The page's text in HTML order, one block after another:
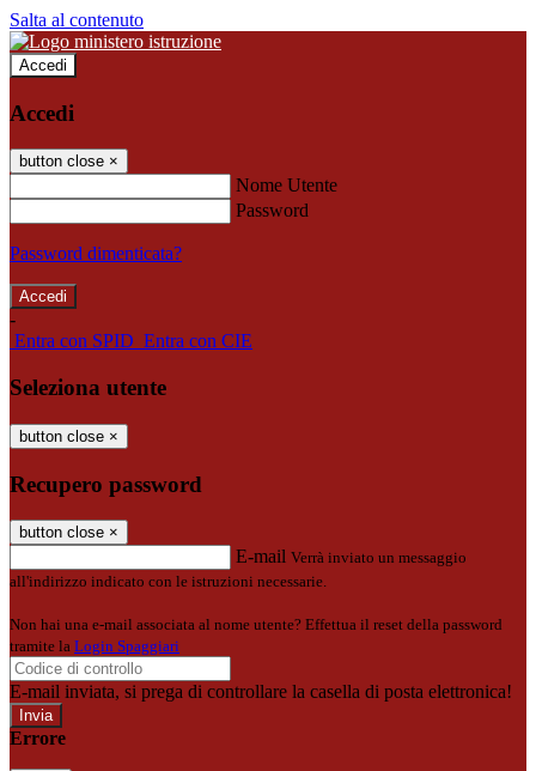
Salta al contenuto
Accedi
Accedi
button close ×
Nome Utente
Password
Password dimenticata?
-
Entra con SPID Entra con CIE
Seleziona utente
button close ×
Recupero password
button close ×
E-mail Verrà inviato un messaggio
all'indirizzo indicato con le istruzioni necessarie.
Non hai una e-mail associata al nome utente? Effettua il reset della password
tramite la Login Spaggiari
E-mail inviata, si prega di controllare la casella di posta elettronica!
Errore